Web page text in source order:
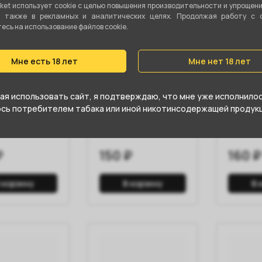
использует cookie c целью повышения производительности и
также в рекламных и аналитических целях. Продолжая работу с
на использование файлов cookie.
Мне есть 18 лет Мне нет 18 лет
использовать сайт, я подтверждаю, что мне уже
потребителем табака или иной никотинсодержащей
100мл
Топталка трубочная
Тройник ТТm
150 ₽
В корзину
Газ
160 ₽
В